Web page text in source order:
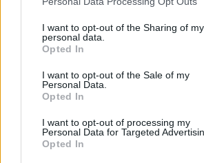
I want to opt-out of the Sharing of my
personal data.
Opted In
I want to opt-out of the Sale of my
Personal Data.
Opted In
I want to opt-out of processing my
Personal Data for Targeted
Opted In
comportamiento del